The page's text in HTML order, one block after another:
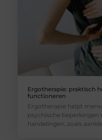
Ergotherapie: praktisch
functioneren
Ergotherapie helpt
psychische
handelingen, zoals